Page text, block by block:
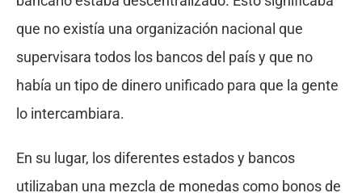
que no existía una organización nacional que
supervisara todos los bancos del país y que no
había un tipo de dinero unificado para que la gente
lo intercambiara.
En su lugar, los diferentes estados y bancos
utilizaban una mezcla de monedas como bonos de